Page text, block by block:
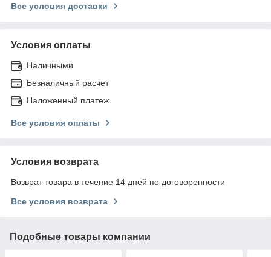
Все условия доставки
Условия оплаты
Наличными
Безналичный расчет
Наложенный платеж
Все условия оплаты
Условия возврата
Возврат товара в течение 14 дней по договоренности
Все условия возврата
Подобные товары компании